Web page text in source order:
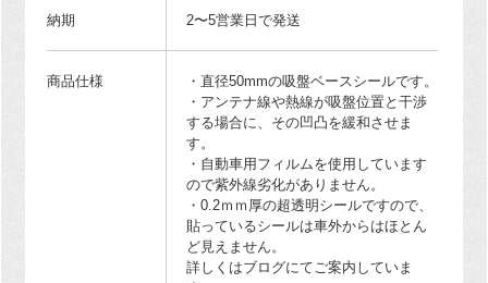
納期 2〜5営業日で発送
商品仕様
・直径50mmの吸盤ベースシールです。
・アンテナ線や熱線が吸盤位置と干渉
する場合に、その凹凸を緩和させま
す。
・自動車用フィルムを使用しています
ので紫外線劣化がありません。
・0.2ｍｍ厚の超透明シールですので、
貼っているシールは車外からはほとん
ど見えません。
詳しくはブログにてご案内していま